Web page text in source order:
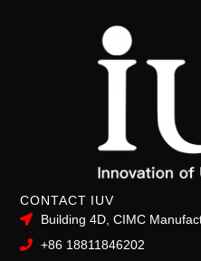
CONTACT IUV
Building 4D, CIMC
+86 18811846202